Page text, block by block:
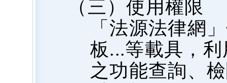
（三）使用權限
「法源法律網
板...等載具，
之功能查詢、